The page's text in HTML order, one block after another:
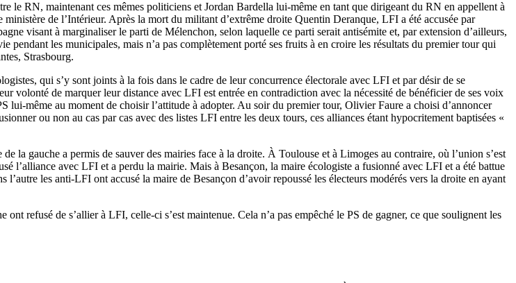
le RN, maintenant ces mêmes politiciens et Jordan Bardella lui-même en tant que dirigeant du RN en appellent à
de l’Intérieur. Après la mort du militant d’extrême droite Quentin Deranque, LFI a été accusée par
visant à marginaliser le parti de Mélenchon, selon laquelle ce parti serait antisémite et, par extension d’ailleurs,
pendant les municipales, mais n’a pas complètement porté ses fruits à en croire les résultats du premier tour qui
Strasbourg.
qui s’y sont joints à la fois dans le cadre de leur concurrence électorale avec LFI et par désir de se
volonté de marquer leur distance avec LFI est entrée en contradiction avec la nécessité de bénéficier de ses voix
lui-même au moment de choisir l’attitude à adopter. Au soir du premier tour, Olivier Faure a choisi d’annoncer
ou non au cas par cas avec des listes LFI entre les deux tours, ces alliances étant hypocritement baptisées «
la gauche a permis de sauver des mairies face à la droite. À Toulouse et à Limoges au contraire, où l’union s’est
l’alliance avec LFI et a perdu la mairie. Mais à Besançon, la maire écologiste a fusionné avec LFI et a été battue
les anti-LFI ont accusé la maire de Besançon d’avoir repoussé les électeurs modérés vers la droite en ayant
refusé de s’allier à LFI, celle-ci s’est maintenue. Cela n’a pas empêché le PS de gagner, ce que soulignent les